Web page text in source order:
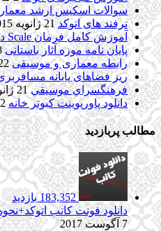
سوالات اسکیس ارشد
ترفند های اتوکد 21 ژانویه 2015
آموزش کامل فرمان Scale در اتوکد
پایان نامه موزه آثار باستانی
رابطه معماری و موسیقی 22 ژانویه
ریز فضاهای پایانه
فرهنگسراي موسيقي 21 ژانویه 2015
دانلود پاورپوینت کبوتر خانه 12
مطالب پربازدید
183,352 بازدید
دانلود فونت کاتب
7 آگوست 2017